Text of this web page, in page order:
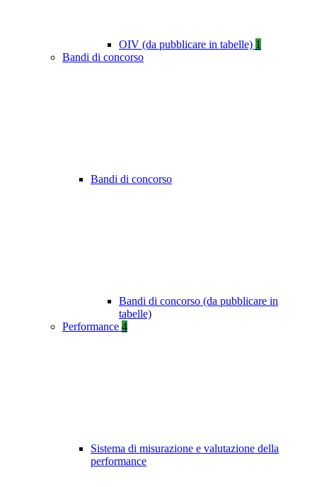
OIV (da pubblicare in tabelle) 1
Bandi di concorso
Bandi di concorso
Bandi di concorso (da pubblicare in
tabelle)
Performance 4
Sistema di misurazione e valutazione della
performance